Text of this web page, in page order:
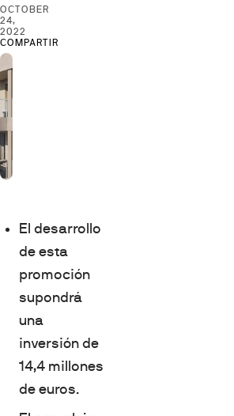
OCTOBER
24,
2022
COMPARTIR
El desarrollo
de esta
promoción
supondrá
una
inversión de
14,4 millones
de euros.